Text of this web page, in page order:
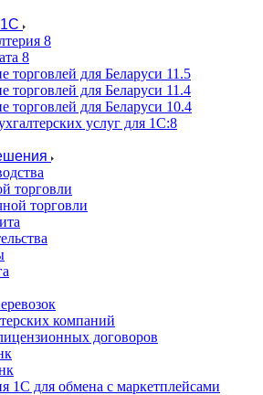
8
8
торговлей для Беларуси 11.5
торговлей для Беларуси 11.4
торговлей для Беларуси 10.4
услуг для 1С:8
торговли
торговли
компаний
договоров
1C для обмена с маркетплейсами